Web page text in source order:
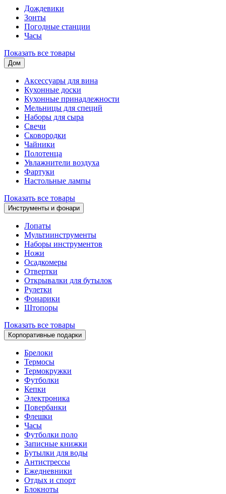
Дождевики
Зонты
Погодные станции
Часы
Показать все товары
Дом
Аксессуары для вина
Кухонные доски
Кухонные принадлежности
Мельницы для специй
Наборы для сыра
Свечи
Сковородки
Чайники
Полотенца
Увлажнители воздуха
Фартуки
Настольные лампы
Показать все товары
Инструменты и фонари
Лопаты
Мультиинструменты
Наборы инструментов
Ножи
Осадкомеры
Отвертки
Открывалки для бутылок
Рулетки
Фонарики
Штопоры
Показать все товары
Корпоративные подарки
Брелоки
Термосы
Термокружки
Футболки
Кепки
Электроника
Повербанки
Флешки
Часы
Футболки поло
Записные книжки
Бутылки для воды
Антистрессы
Ежедневники
Отдых и спорт
Блокноты